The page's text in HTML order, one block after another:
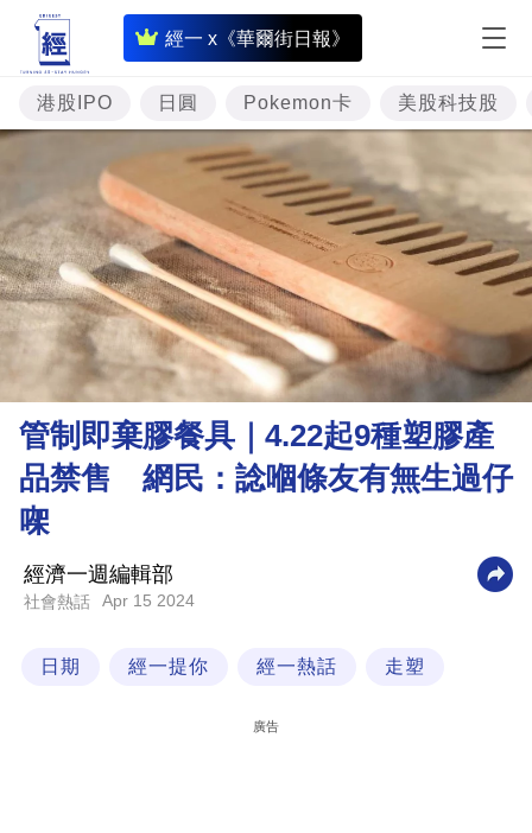
經一 x《華爾街日報》
即
時
財
經
題
投
資
樓
市
理
財
商
科
技
港股IPO 日圓 Pokemon卡 美股科技股
管制即棄膠餐具｜4.22起9種塑膠產
品禁售 網民：諗嗰條友有無生過仔
㗎
經濟一週編輯部
社會熱話 Apr 15 2024
日期 經一提你 經一熱話 走塑
廣告